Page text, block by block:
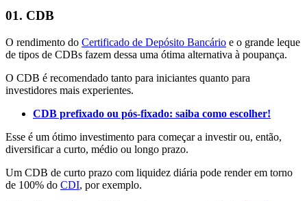
01. CDB
O rendimento do Certificado de Depósito Bancário e o grande leque
de tipos de CDBs fazem dessa uma ótima alternativa à poupança.
O CDB é recomendado tanto para iniciantes quanto para
investidores mais experientes.
CDB prefixado ou pós-fixado: saiba como escolher!
Esse é um ótimo investimento para começar a investir ou, então,
diversificar a curto, médio ou longo prazo.
Um CDB de curto prazo com liquidez diária pode render em torno
de 100% do CDI, por exemplo.